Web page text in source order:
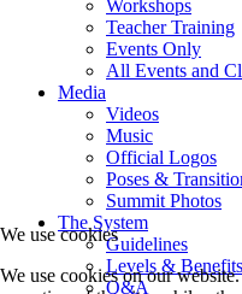
Workshops
Teacher Training
Events Only
All Events and
Media
Videos
Music
Official Logos
Poses &
Summit Photos
The System
Guidelines
Levels & Benefits
Q&A
We use cookies
We use cookies on our